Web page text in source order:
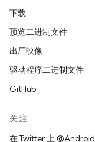
下载
预览二进制文件
出厂映像
驱动程序二进制文件
GitHub
关注
在 Twitter 上 @Android